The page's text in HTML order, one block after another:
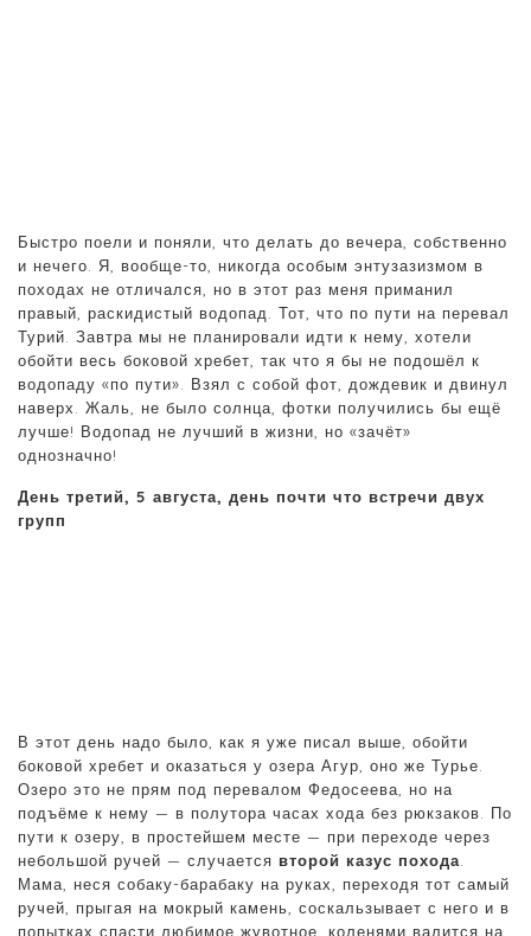
Быстро поели и поняли, что делать до вечера, собственно
и нечего. Я, вообще-то, никогда особым энтузазизмом в
походах не отличался, но в этот раз меня приманил
правый, раскидистый водопад. Тот, что по пути на перевал
Турий. Завтра мы не планировали идти к нему, хотели
обойти весь боковой хребет, так что я бы не подошёл к
водопаду «по пути». Взял с собой фот, дождевик и двинул
наверх. Жаль, не было солнца, фотки получились бы ещё
лучше! Водопад не лучший в жизни, но «зачёт»
однозначно!
День третий, 5 августа, день почти что встречи двух
групп
В этот день надо было, как я уже писал выше, обойти
боковой хребет и оказаться у озера Агур, оно же Турье.
Озеро это не прям под перевалом Федосеева, но на
подъёме к нему — в полутора часах хода без рюкзаков. По
пути к озеру, в простейшем месте — при переходе через
небольшой ручей — случается второй казус похода
Мама, неся собаку-барабаку на руках, переходя тот самый
ручей, прыгая на мокрый камень, соскальзывает с него и в
попытках спасти любимое жувотное, коленями валится на